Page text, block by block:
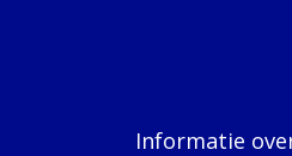
Informatie